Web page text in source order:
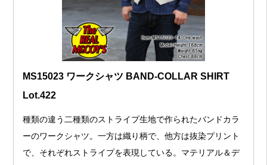
MS15023 ワークシャツ BAND-COLLAR SHIRT
Lot.422
種類の違う二種類のストライプ生地で作られたバンドカラ
ーのワークシャツ。一方は織り柄で、他方は抜染プリント
で、それぞれストライプを表現している。マテリアル＆デ